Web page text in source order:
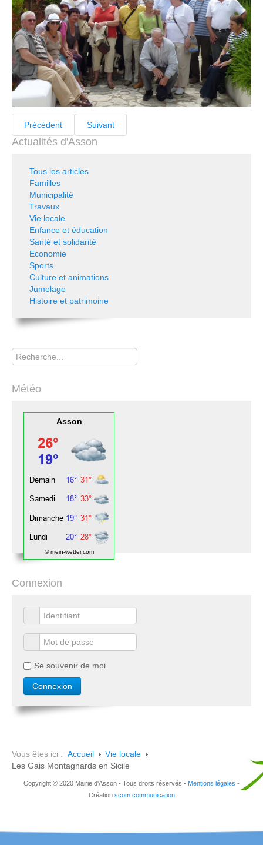
Précédent Suivant
Actualités d'Asson
Tous les articles
Familles
Municipalité
Travaux
Vie locale
Enfance et éducation
Santé et solidarité
Economie
Sports
Culture et animations
Jumelage
Histoire et patrimoine
Rechercher
Météo
Asson
© mein-wetter.com
Connexion
Se souvenir de moi
Vous êtes ici : Accueil
Vie locale
Les Gais Montagnards en Sicile
Copyright © 2020 Mairie d'Asson - Tous droits réservés - Mentions légales -
Création scom communication